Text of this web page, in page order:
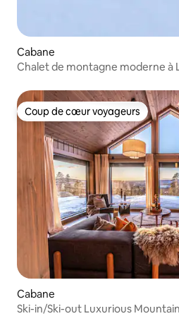
Cabane
Chalet de montagne moderne à
Coup de cœur voyageurs
Coup de cœur voyageurs
Cabane
Ski-in/Ski-out Luxurious